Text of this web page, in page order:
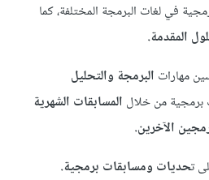
في لغات البرمجة المختلفة، كما
المقدمة.
مهاراتالبرمجة والتحليل
من خلالالمسابقات الشهرية
الآخرين.
تحديات ومسابقات برمجية.